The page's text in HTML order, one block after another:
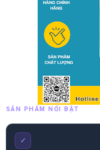
SẢN PHẨM NỔI BẬT
✓